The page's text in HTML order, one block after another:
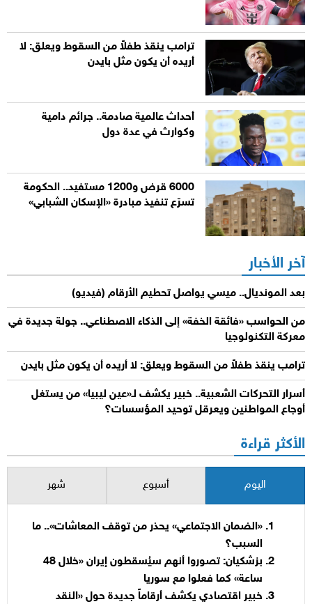
ترامب ينقذ طفلاً من السقوط ويعلق: لا
أريده أن يكون مثل بايدن
أحداث عالمية صادمة.. جرائم دامية
وكوارث في عدة دول
6000 قرض و1200 مستفيد.. الحكومة
تسرّع تنفيذ مبادرة «الإسكان الشبابي»
آخر الأخبار
بعد المونديال.. ميسي يواصل تحطيم الأرقام (فيديو)
من الحواسب «فائقة الخفة» إلى الذكاء الاصطناعي.. جولة جديدة في
معركة التكنولوجيا
ترامب ينقذ طفلاً من السقوط ويعلق: لا أريده أن يكون مثل بايدن
أسرار التحركات الشعبية.. خبير يكشف لـ«عين ليبيا» من يستغل
أوجاع المواطنين ويعرقل توحيد المؤسسات؟
الأكثر قراءة
اليوم أسبوع شهر
«الضمان الاجتماعي» يحذر من توقف المعاشات».. ما
السبب؟
بزشكيان: تصوروا أنهم سيُسقطون إيران «خلال 48
ساعة» كما فعلوا مع سوريا
خبير اقتصادي يكشف أرقاماً جديدة حول «النقد